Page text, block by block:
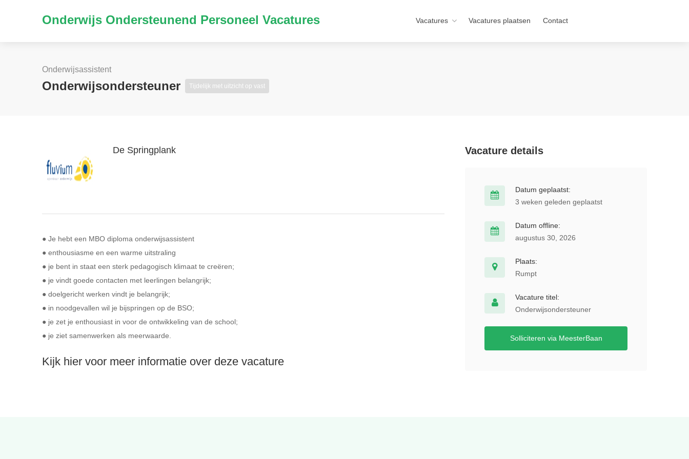
Onderwijs Ondersteunend Personeel Vacatures Vacatures Vacatures plaatsen Contact
Onderwijsassistent
Onderwijsondersteuner Tijdelijk met uitzicht op vast
De Springplank
● Je hebt een MBO diploma onderwijsassistent
● enthousiasme en een warme uitstraling
● je bent in staat een sterk pedagogisch klimaat te creëren;
● je vindt goede contacten met leerlingen belangrijk;
● doelgericht werken vindt je belangrijk;
● in noodgevallen wil je bijspringen op de BSO;
● je zet je enthousiast in voor de ontwikkeling van de school;
● je ziet samenwerken als meerwaarde.
Kijk hier voor meer informatie over deze vacature
Vacature details
Datum geplaatst:
3 weken geleden geplaatst
Datum offline:
augustus 30, 2026
Plaats:
Rumpt
Vacature titel:
Onderwijsondersteuner
Solliciteren via MeesterBaan